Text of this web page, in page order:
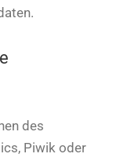
des
Piwik oder